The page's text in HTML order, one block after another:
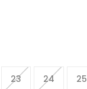
23 24 25